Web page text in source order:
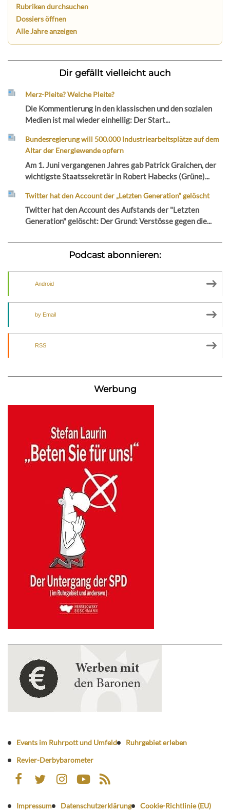
Rubriken durchsuchen
Dossiers öffnen
Alle Jahre anzeigen
Dir gefällt vielleicht auch
Merz-Pleite? Welche Pleite?
Die Kommentierung in den klassischen und den sozialen
Medien ist mal wieder einhellig: Der Start...
Bundesregierung will 500.000 Industriearbeitsplätze auf dem
Altar der Energiewende opfern
Am 1. Juni vergangenen Jahres gab Patrick Graichen, der
wichtigste Staatssekretär in Robert Habecks (Grüne)...
Twitter hat den Account der „Letzten Generation“ gelöscht
Twitter hat den Account des Aufstands der "Letzten
Generation" gelöscht: Der Grund: Verstösse gegen die...
Podcast abonnieren:
Android
by Email
RSS
Werbung
Events im Ruhrpott und Umfeld
Ruhrgebiet erleben
Revier-Derbybarometer
Impressum Datenschutzerklärung Cookie-Richtlinie (EU)